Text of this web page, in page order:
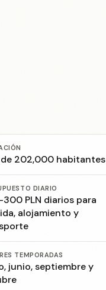
de 202,000 habitantes
DIARIO
PLN diarios para
alojamiento y
TEMPORADAS
junio, septiembre y